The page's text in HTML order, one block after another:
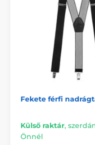
Fekete férfi
Külső raktár,
Önnél